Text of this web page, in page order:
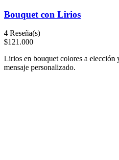
Bouquet con Lirios
4 Reseña(s)
$121.000
Lirios en bouquet colores a elección
mensaje personalizado.